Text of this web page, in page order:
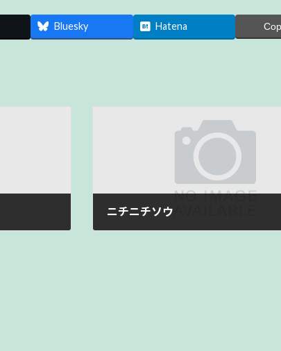
Bluesky Hatena
ニチニチソウ